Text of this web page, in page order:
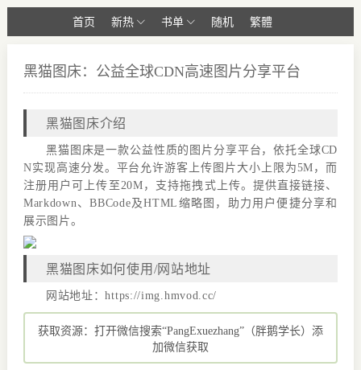
首页 新热 书单 随机 繁體
黑猫图床：公益全球CDN高速图片分享平台
黑猫图床介绍
黑猫图床是一款公益性质的图片分享平台，依托全球CD
N实现高速分发。平台允许游客上传图片大小上限为5M，而
注册用户可上传至20M，支持拖拽式上传。提供直接链接、
Markdown、BBCode及HTML缩略图，助力用户便捷分享和
展示图片。
黑猫图床如何使用/网站地址
网站地址：https://img.hmvod.cc/
获取资源：打开微信搜索“PangExuezhang”（胖鹅学长）添
加微信获取